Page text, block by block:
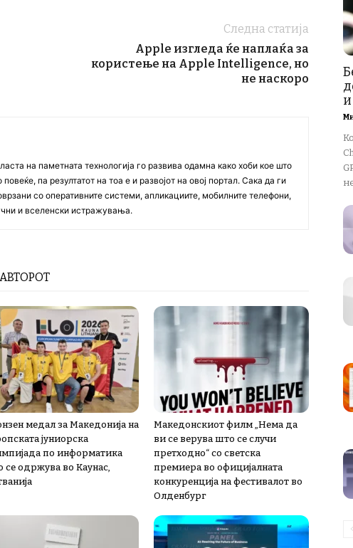
Следна статија
Apple изгледа ќе наплаќа за
користење на Apple Intelligence, но
не наскоро
на паметната технологија го развива одамна како хоби кое што
па резултатот на тоа е и развојот на овој портал. Сака да ги
со оперативните системи, апликациите, мобилните телефони,
и вселенски истражувања.
медал за Македонија на
јуниорска
по информатика
се одржува во Каунас,
Македонскиот филм „Нема да
ви се верува што се случи
претходно“ со светска
премиера во официјалната
конкуренција на фестивалот во
Олденбург